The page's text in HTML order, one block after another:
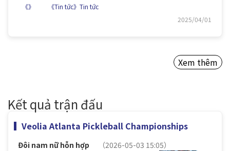
《》
《Tin tức》Tin tức
2025/04/01
Xem thêm
Kết quả trận đấu
Veolia Atlanta Pickleball Championships
Đôi nam nữ hỗn hợp （2026-05-03 15:05）